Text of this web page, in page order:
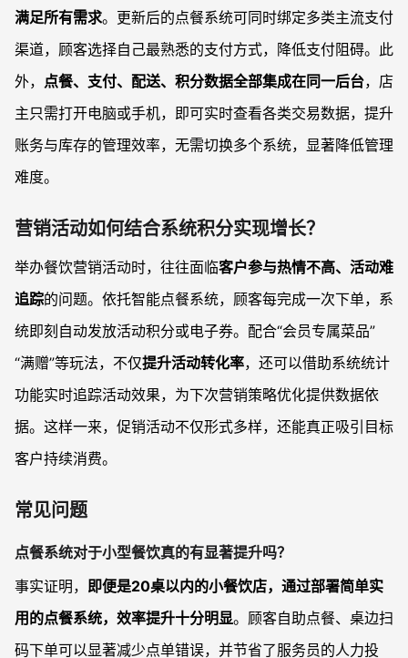
满足所有需求。更新后的点餐系统可同时绑定多类主流支付
渠道，顾客选择自己最熟悉的支付方式，降低支付阻碍。此
外， 点餐、支付、配送、积分数据全部集成在同一后台，店
主只需打开电脑或手机，即可实时查看各类交易数据，提升
账务与库存的管理效率，无需切换多个系统，显著降低管理
难度。
营销活动如何结合系统积分实现增长？
举办餐饮营销活动时，往往面临客户参与热情不高、活动难
追踪的问题。依托智能点餐系统，顾客每完成一次下单，系
统即刻自动发放活动积分或电子券。配合“会员专属菜品”
“满赠”等玩法，不仅提升活动转化率，还可以借助系统统计
功能实时追踪活动效果，为下次营销策略优化提供数据依
据。这样一来，促销活动不仅形式多样，还能真正吸引目标
客户持续消费。
常见问题
点餐系统对于小型餐饮真的有显著提升吗？
事实证明， 即便是20桌以内的小餐饮店，通过部署简单实
用的点餐系统，效率提升十分明显。顾客自助点餐、桌边扫
码下单可以显著减少点单错误，并节省了服务员的人力投